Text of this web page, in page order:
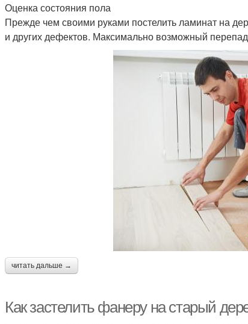
Оценка состояния пола
Прежде чем своими руками постелить ламинат на
и других дефектов. Максимально возможный
читать дальше →
Как застелить фанеру на старый